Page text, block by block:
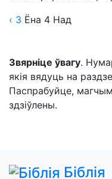
‹ 3 Ёна 4 Над
Звярніце ўвагу.
якія вядуць на
Паспрабуйце,
здзіўлены.
Біблія